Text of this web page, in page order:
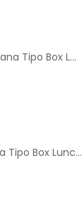
Caja Mediana Tipo Box Lunch de Colores
Caja Chica Tipo Box Lunch Color Blanco